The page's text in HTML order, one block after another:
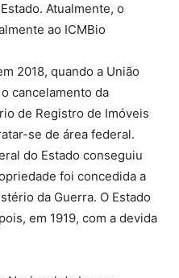
Atualmente, o
ao ICMBio
2018, quando a União
cancelamento da
de Registro de Imóveis
se de área federal.
do Estado conseguiu
foi concedida a
da Guerra. O Estado
em 1919, com a devida